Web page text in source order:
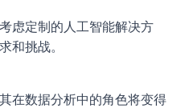
考虑定制的人工智能解决方
和挑战。
在数据分析中的角色将变得